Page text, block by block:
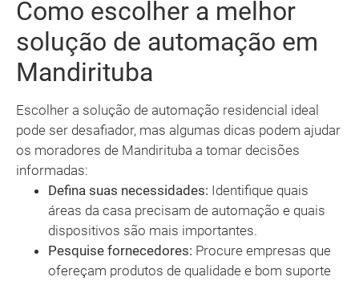
Como escolher a melhor
solução de automação em
Mandirituba
Escolher a solução de automação residencial ideal
pode ser desafiador, mas algumas dicas podem ajudar
os moradores de Mandirituba a tomar decisões
informadas:
Defina suas necessidades: Identifique quais
áreas da casa precisam de automação e quais
dispositivos são mais importantes.
Pesquise fornecedores: Procure empresas que
ofereçam produtos de qualidade e bom suporte